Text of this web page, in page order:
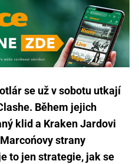
se už v sobotu utkají
Během jejich
klid a Kraken Jardovi
strany
to jen strategie, jak se